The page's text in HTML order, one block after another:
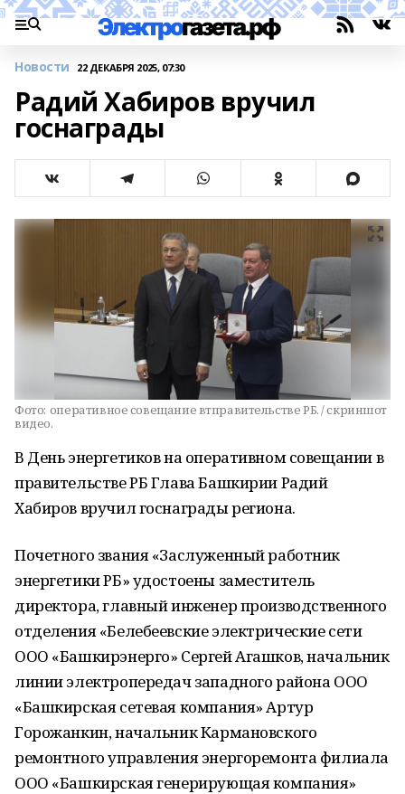
Новости 22 ДЕКАБРЯ 2025, 07:30
Радий Хабиров вручил
госнаграды
Фото: оперативное совещание втправительстве РБ. / скриншот
видео.
В День энергетиков на оперативном совещании в
правительстве РБ Глава Башкирии Радий
Хабиров вручил госнаграды региона.
Почетного звания «Заслуженный работник
энергетики РБ» удостоены заместитель
директора, главный инженер производственного
отделения «Белебеевские электрические сети
ООО «Башкирэнерго» Сергей Агашков, начальник
линии электропередач западного района ООО
«Башкирская сетевая компания» Артур
Горожанкин, начальник Кармановского
ремонтного управления энергоремонта филиала
ООО «Башкирская генерирующая компания»